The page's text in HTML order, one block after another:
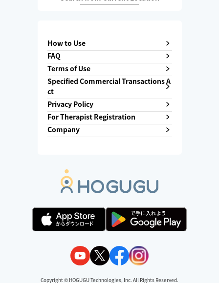
How to Use
FAQ
Terms of Use
Specified Commercial Transactions A
ct
Privacy Policy
For Therapist Registration
Company
Copyright ©︎ HOGUGU Technologies, Inc. All Rights Reserved.